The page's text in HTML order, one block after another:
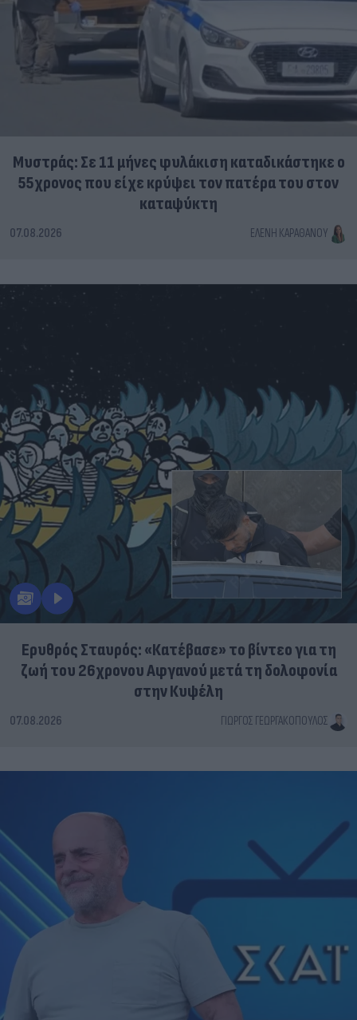
Μυστράς: Σε 11 μήνες φυλάκιση καταδικάστηκε ο
55χρονος που είχε κρύψει τον πατέρα του στον
καταψύκτη
07.08.2026 ΕΛΈΝΗ ΚΑΡΑΘΆΝΟΥ
Ερυθρός Σταυρός: «Κατέβασε» το βίντεο για τη
ζωή του 26χρονου Αφγανού μετά τη δολοφονία
στην Κυψέλη
07.08.2026 ΓΙΏΡΓΟΣ ΓΕΩΡΓΑΚΌΠΟΥΛΟΣ